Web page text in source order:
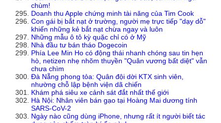
chùm!
Doanh thu Apple chứng minh tài năng của Tim Cook
Con gái bị bắt nạt ở trường, người mẹ trực tiếp "dạy dỗ"
khiến những kẻ bắt nạt chừa ngay và luôn
Những mẫu ô tô kỳ quặc chỉ có ở Mỹ
Nhà đầu tư bán tháo Dogecoin
Phía Lee Min Ho có động thái nhanh chóng sau tin hẹn
hò, netizen nhẹ nhõm thuyền "Quân vương bất diệt" vẫn
chưa chìm
Đà Nẵng phong tỏa: Quân đội dời KTX sinh viên,
nhường chỗ lập bệnh viện dã chiến
Khám phá siêu xe cảnh sát đắt nhất thế giới
Hà Nội: Nhân viên bán gạo tại Hoàng Mai dương tính
SARS-CoV-2
Ngày nào cũng dùng iPhone, nhưng rất ít người biết tác